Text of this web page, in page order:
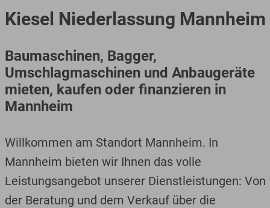
Kiesel Niederlassung Mannheim
Baumaschinen, Bagger,
Umschlagmaschinen und Anbaugeräte
mieten, kaufen oder finanzieren in
Mannheim
Willkommen am Standort Mannheim. In
Mannheim bieten wir Ihnen das volle
Leistungsangebot unserer Dienstleistungen: Von
der Beratung und dem Verkauf über die